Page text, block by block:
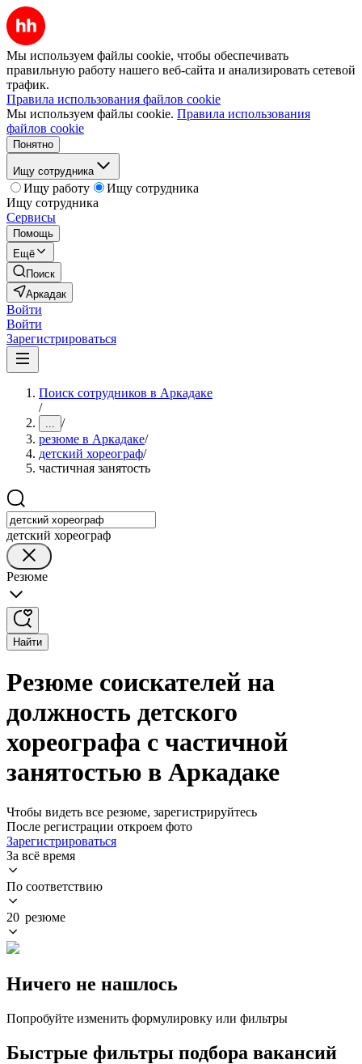
Мы используем файлы cookie, чтобы обеспечивать
правильную работу нашего веб-сайта и анализировать сетевой
трафик.
Правила использования файлов cookie
Мы используем файлы cookie. Правила использования
файлов cookie
Понятно
Ищу сотрудника
Ищу работу
Ищу сотрудника
Ищу сотрудника
Сервисы
Помощь
Ещё
Поиск
Аркадак
Войти
Войти
Зарегистрироваться
Поиск сотрудников в Аркадаке
/
... /
резюме в Аркадаке/
детский хореограф/
частичная занятость
детский хореограф
Резюме
Найти
Резюме соискателей на
должность детского
хореографа с частичной
занятостью в Аркадаке
Чтобы видеть все резюме, зарегистрируйтесь
После регистрации откроем фото
Зарегистрироваться
За всё время
По соответствию
20 резюме
Ничего не нашлось
Попробуйте изменить формулировку или фильтры
Быстрые фильтры подбора вакансий